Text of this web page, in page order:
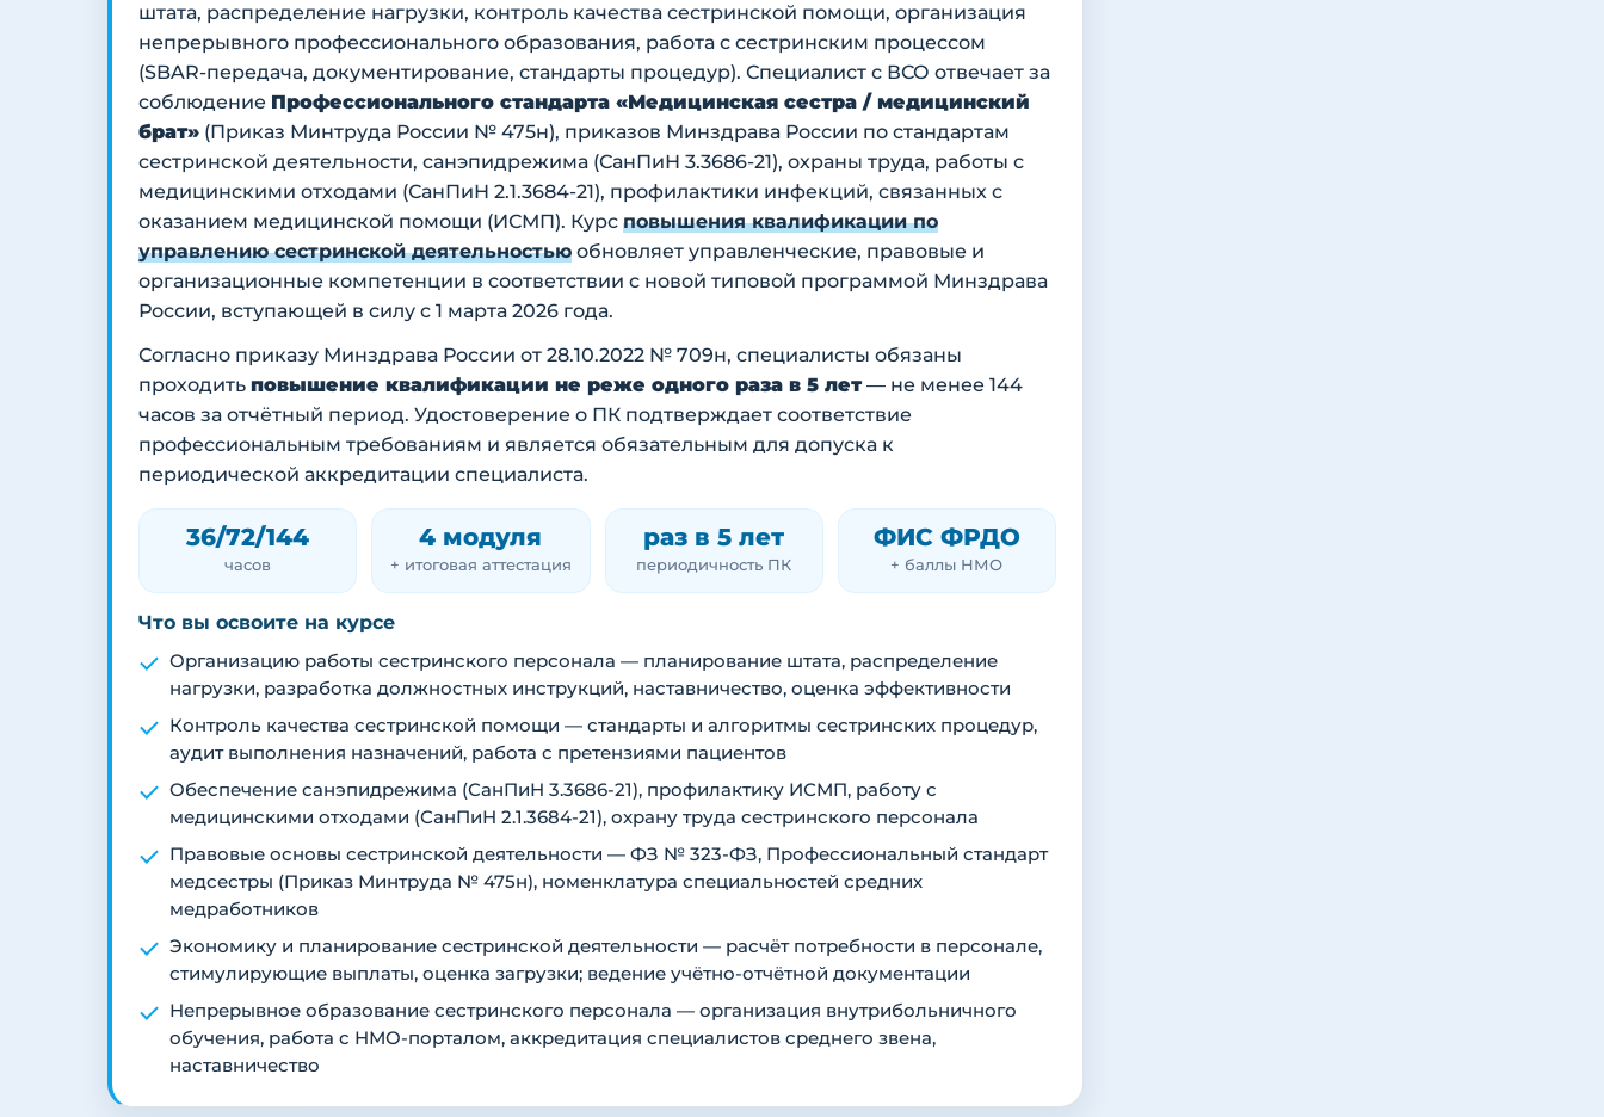
штата, распределение нагрузки, контроль качества сестринской помощи, организация
непрерывного профессионального образования, работа с сестринским процессом
(SBAR-передача, документирование, стандарты процедур). Специалист с ВСО отвечает за
соблюдение Профессионального стандарта «Медицинская сестра / медицинский
брат» (Приказ Минтруда России № 475н), приказов Минздрава России по стандартам
сестринской деятельности, санэпидрежима (СанПиН 3.3686-21), охраны труда, работы с
медицинскими отходами (СанПиН 2.1.3684-21), профилактики инфекций, связанных с
оказанием медицинской помощи (ИСМП). Курс повышения квалификации по
управлению сестринской деятельностью обновляет управленческие, правовые и
организационные компетенции в соответствии с новой типовой программой Минздрава
России, вступающей в силу с 1 марта 2026 года.
Согласно приказу Минздрава России от 28.10.2022 № 709н, специалисты обязаны
проходить повышение квалификации не реже одного раза в 5 лет— не менее 144
часов за отчётный период. Удостоверение о ПК подтверждает соответствие
профессиональным требованиям и является обязательным для допуска к
периодической аккредитации специалиста.
36/72/144
часов
4 модуля
+ итоговая аттестация
раз в 5 лет
периодичность ПК
ФИС ФРДО
+ баллы НМО
Что вы освоите на курсе
Организацию работы сестринского персонала — планирование штата, распределение
нагрузки, разработка должностных инструкций, наставничество, оценка эффективности
Контроль качества сестринской помощи — стандарты и алгоритмы сестринских процедур,
аудит выполнения назначений, работа с претензиями пациентов
Обеспечение санэпидрежима (СанПиН 3.3686-21), профилактику ИСМП, работу с
медицинскими отходами (СанПиН 2.1.3684-21), охрану труда сестринского персонала
Правовые основы сестринской деятельности — ФЗ № 323-ФЗ, Профессиональный стандарт
медсестры (Приказ Минтруда № 475н), номенклатура специальностей средних
медработников
Экономику и планирование сестринской деятельности — расчёт потребности в персонале,
стимулирующие выплаты, оценка загрузки; ведение учётно-отчётной документации
Непрерывное образование сестринского персонала — организация внутрибольничного
обучения, работа с НМО-порталом, аккредитация специалистов среднего звена,
наставничество